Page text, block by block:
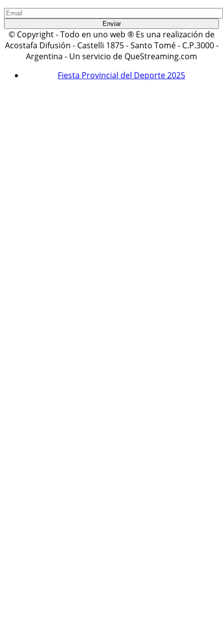
© Copyright - Todo en uno web ® Es una realización de
Acostafa Difusión - Castelli 1875 - Santo Tomé - C.P.3000 -
Argentina - Un servicio de QueStreaming.com
Fiesta Provincial del Deporte 2025